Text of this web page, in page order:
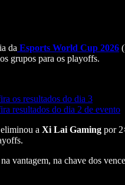
da Esports World Cup 2026
grupos para os playoffs.
os resultados do dia 3
resultados do dia 2 de evento
a Xi Lai Gaming por
vantagem, na chave dos